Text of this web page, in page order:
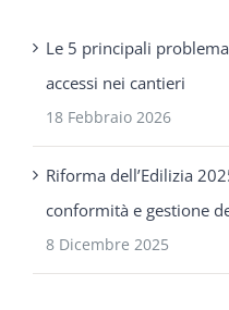
Le 5 principali
accessi nei cantieri
18 Febbraio 2026
Riforma dell’Edilizia
conformità e gestione
8 Dicembre 2025